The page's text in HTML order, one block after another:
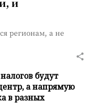
и
регионам, а не
будут
а напрямую
в разных